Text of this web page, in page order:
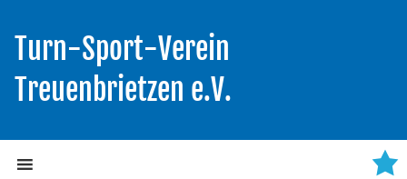
Turn-Sport-Verein
Treuenbrietzen e.V.